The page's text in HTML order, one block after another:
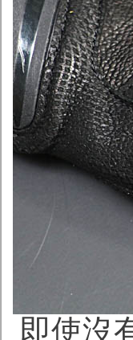
即使沒